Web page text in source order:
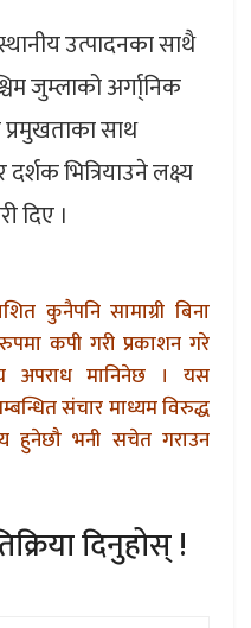
उत्पादनका साथै
जुम्लाको अर्गा्निक
साथ
भित्रियाउने लक्ष्य
दिए ।
कुनैपनि सामाग्री बिना
कपी गरी प्रकाशन गरे
अपराध मानिनेछ । यस
संचार माध्यम विरुद्ध
हुनेछौ भनी सचेत गराउन
दिनुहोस् !